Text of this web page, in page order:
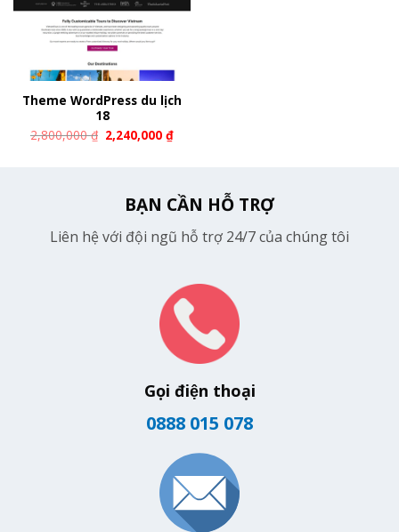
Theme WordPress du lịch
18
2,800,000₫ 2,240,000₫
BẠN CẦN HỖ TRỢ
Liên hệ với đội ngũ hỗ trợ 24/7 của chúng tôi
Gọi điện thoại
0888 015 078